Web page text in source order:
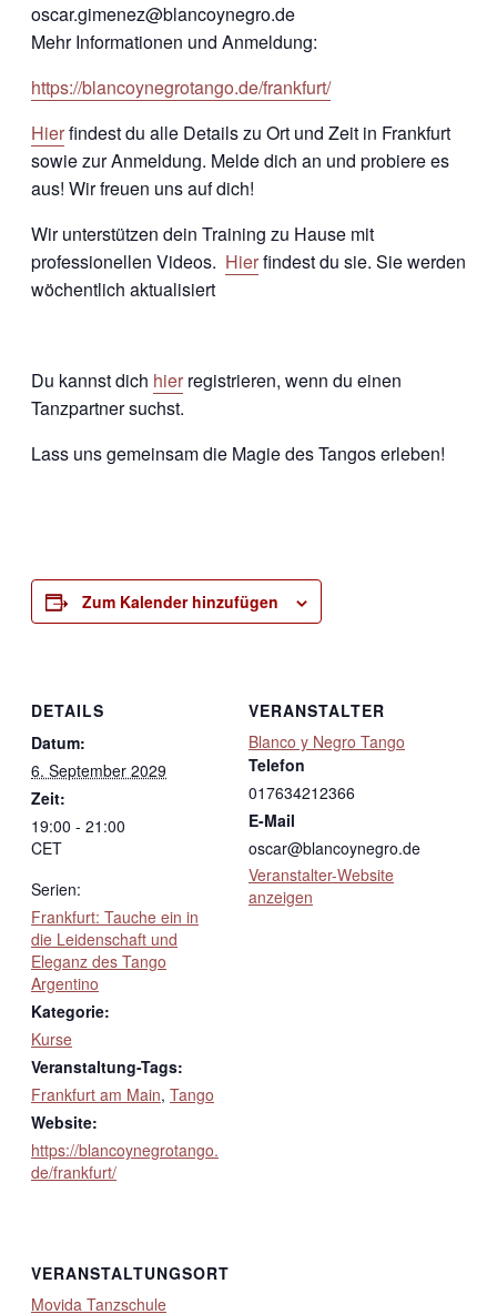
oscar.gimenez@blancoynegro.de
Mehr Informationen und Anmeldung:
https://blancoynegrotango.de/frankfurt/
Hierfindest du alle Details zu Ort und Zeit in Frankfurt
sowie zur Anmeldung. Melde dich an und probiere es
aus! Wir freuen uns auf dich!
Wir unterstützen dein Training zu Hause mit
professionellen Videos. Hierfindest du sie. Sie werden
wöchentlich aktualisiert
Du kannst dich hier registrieren, wenn du einen
Tanzpartner suchst.
Lass uns gemeinsam die Magie des Tangos erleben!
Zum Kalender hinzufügen
DETAILS
Datum:
6. September 2029
Zeit:
19:00 - 21:00
CET
Serien:
Frankfurt: Tauche ein in
die Leidenschaft und
Eleganz des Tango
Argentino
Kategorie:
Kurse
Veranstaltung-Tags:
Frankfurt am Main, Tango
Website:
https://blancoynegrotango.
de/frankfurt/
VERANSTALTER
Blanco y Negro Tango
Telefon
017634212366
E-Mail
oscar@blancoynegro.de
Veranstalter-Website
anzeigen
VERANSTALTUNGSORT
Movida Tanzschule